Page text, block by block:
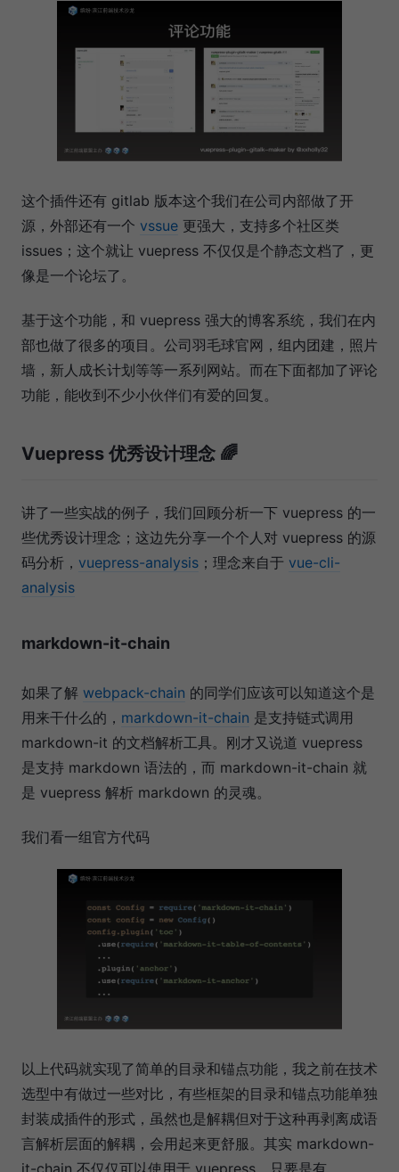
这个插件还有 gitlab 版本这个我们在公司内部做了开
源，外部还有一个 vssue 更强大，支持多个社区类
issues；这个就让 vuepress 不仅仅是个静态文档了，更
像是一个论坛了。
基于这个功能，和 vuepress 强大的博客系统，我们在内
部也做了很多的项目。公司羽毛球官网，组内团建，照片
墙，新人成长计划等等一系列网站。而在下面都加了评论
功能，能收到不少小伙伴们有爱的回复。
Vuepress 优秀设计理念 🌈
讲了一些实战的例子，我们回顾分析一下 vuepress 的一
些优秀设计理念；这边先分享一个个人对 vuepress 的源
码分析， vuepress-analysis ；理念来自于 vue-cli-
analysis
markdown-it-chain
如果了解 webpack-chain 的同学们应该可以知道这个是
用来干什么的， markdown-it-chain 是支持链式调用
markdown-it 的文档解析工具。刚才又说道 vuepress
是支持 markdown 语法的，而 markdown-it-chain 就
是 vuepress 解析 markdown 的灵魂。
我们看一组官方代码
以上代码就实现了简单的目录和锚点功能，我之前在技术
选型中有做过一些对比，有些框架的目录和锚点功能单独
封装成插件的形式，虽然也是解耦但对于这种再剥离成语
言解析层面的解耦，会用起来更舒服。其实 markdown-
it-chain 不仅仅可以使用于 vuepress，只要是有